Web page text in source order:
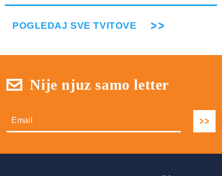
POGLEDAJ SVE TVITOVE
Nije njuz samo letter